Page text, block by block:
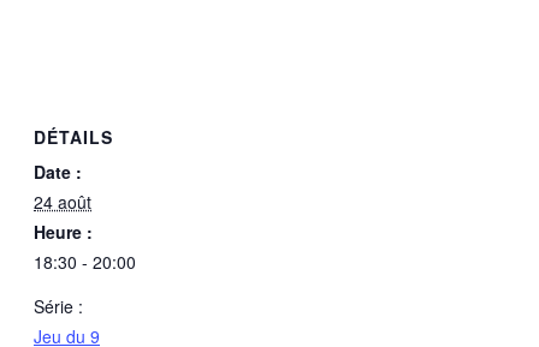
DÉTAILS
Date :
24 août
Heure :
18:30 - 20:00
Série :
Jeu du 9